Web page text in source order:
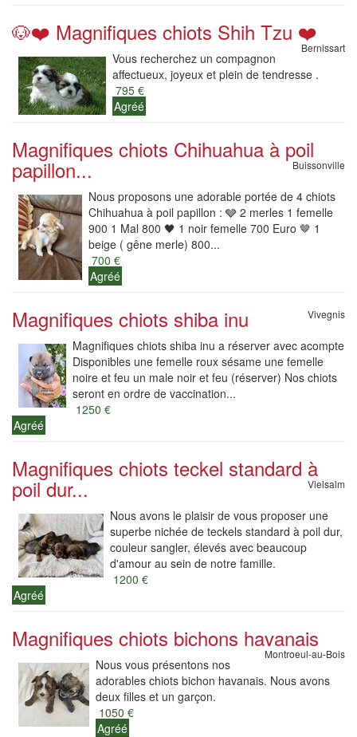
🐶❤️ Magnifiques chiots Shih Tzu ❤️
Bernissart
Vous recherchez un compagnon
affectueux, joyeux et plein de tendresse .
795 €
Agréé
Magnifiques chiots Chihuahua à poil
papillon... Buissonville
Nous proposons une adorable portée de 4 chiots
Chihuahua à poil papillon : 🩶 2 merles 1 femelle
900 1 Mal 800 🖤 1 noir femelle 700 Euro 🤎 1
beige ( gêne merle) 800...
700 €
Agréé
Magnifiques chiots shiba inu Vivegnis
Magnifiques chiots shiba inu a réserver avec acompte
Disponibles une femelle roux sésame une femelle
noire et feu un male noir et feu (réserver) Nos chiots
seront en ordre de vaccination...
1250 €
Agréé
Magnifiques chiots teckel standard à
poil dur... Vielsalm
Nous avons le plaisir de vous proposer une
superbe nichée de teckels standard à poil dur,
couleur sangler, élevés avec beaucoup
d'amour au sein de notre famille.
1200 €
Agréé
Magnifiques chiots bichons havanais
Montroeul-au-Bois
Nous vous présentons nos
adorables chiots bichon havanais. Nous avons
deux filles et un garçon.
1050 €
Agréé